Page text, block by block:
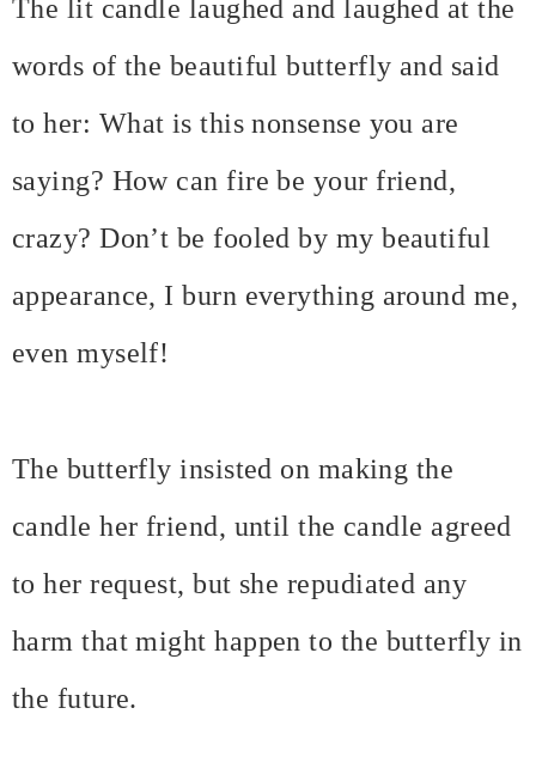
The lit candle laughed and laughed at the
words of the beautiful butterfly and said
to her: What is this nonsense you are
saying? How can fire be your friend,
crazy? Don’t be fooled by my beautiful
appearance, I burn everything around me,
even myself!
The butterfly insisted on making the
candle her friend, until the candle agreed
to her request, but she repudiated any
harm that might happen to the butterfly in
the future.